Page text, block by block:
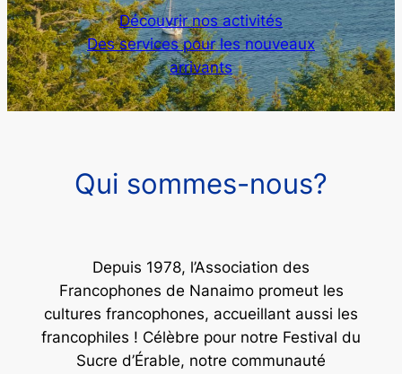
Découvrir nos activités
Des services pour les nouveaux
arrivants
Qui sommes-nous?
Depuis 1978, l’Association des
Francophones de Nanaimo promeut les
cultures francophones, accueillant aussi les
francophiles ! Célèbre pour notre Festival du
Sucre d’Érable, notre communauté